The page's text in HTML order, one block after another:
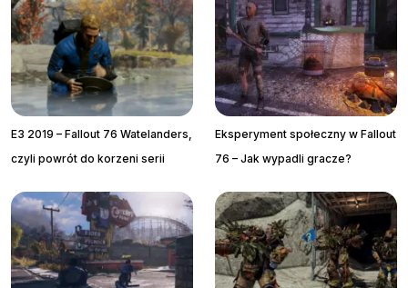
E3 2019 – Fallout 76 Watelanders,
czyli powrót do korzeni serii
Eksperyment społeczny w Fallout
76 – Jak wypadli gracze?